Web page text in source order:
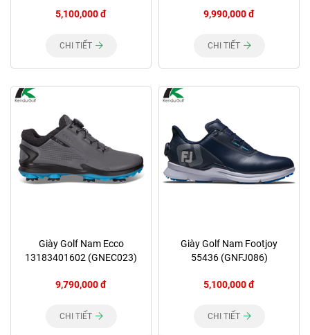
5,100,000 đ
CHI TIẾT
9,990,000 đ
CHI TIẾT
Giày Golf Nam Ecco
13183401602 (GNEC023)
9,790,000 đ
CHI TIẾT
Giày Golf Nam Footjoy
55436 (GNFJ086)
5,100,000 đ
CHI TIẾT